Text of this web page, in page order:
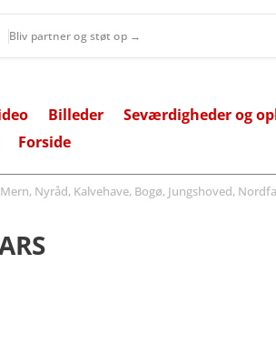
Bliv partner og støt op →
Billeder
Seværdigheder og
Forside
Nyråd, Kalvehave, Bogø, Jungshoved,